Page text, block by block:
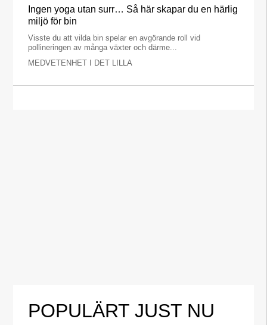
Ingen yoga utan surr… Så här skapar du en härlig
miljö för bin
Visste du att vilda bin spelar en avgörande roll vid
pollineringen av många växter och därme...
MEDVETENHET I DET LILLA
POPULÄRT JUST NU